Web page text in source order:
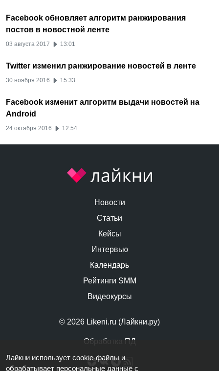
Facebook обновляет алгоритм ранжирования
постов в новостной ленте
03 августа 2017 13:01
Twitter изменил ранжирование новостей в ленте
30 ноября 2016 15:33
Facebook изменит алгоритм выдачи новостей на
Android
24 октября 2016 12:54
© 2026 Likeni.ru (Лайкни.ру)
Обработка ПД
Новости
Статьи
Кейсы
Интервью
Календарь
Рейтинги SMM
Видеокурсы
Лайкни использует cookie-файлы и
обрабатывает персональные данные с